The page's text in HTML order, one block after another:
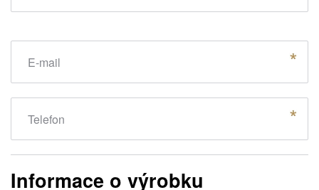
E-mail
Telefon
Informace o výrobku